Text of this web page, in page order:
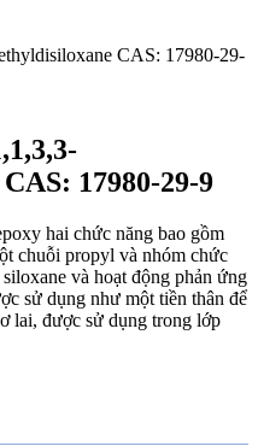
CAS: 17980-29-
17980-29-9
hai chức năng bao gồm
chuỗi propyl và nhóm chức
và hoạt động phản ứng
sử dụng như một tiền thân để
lai, được sử dụng trong lớp